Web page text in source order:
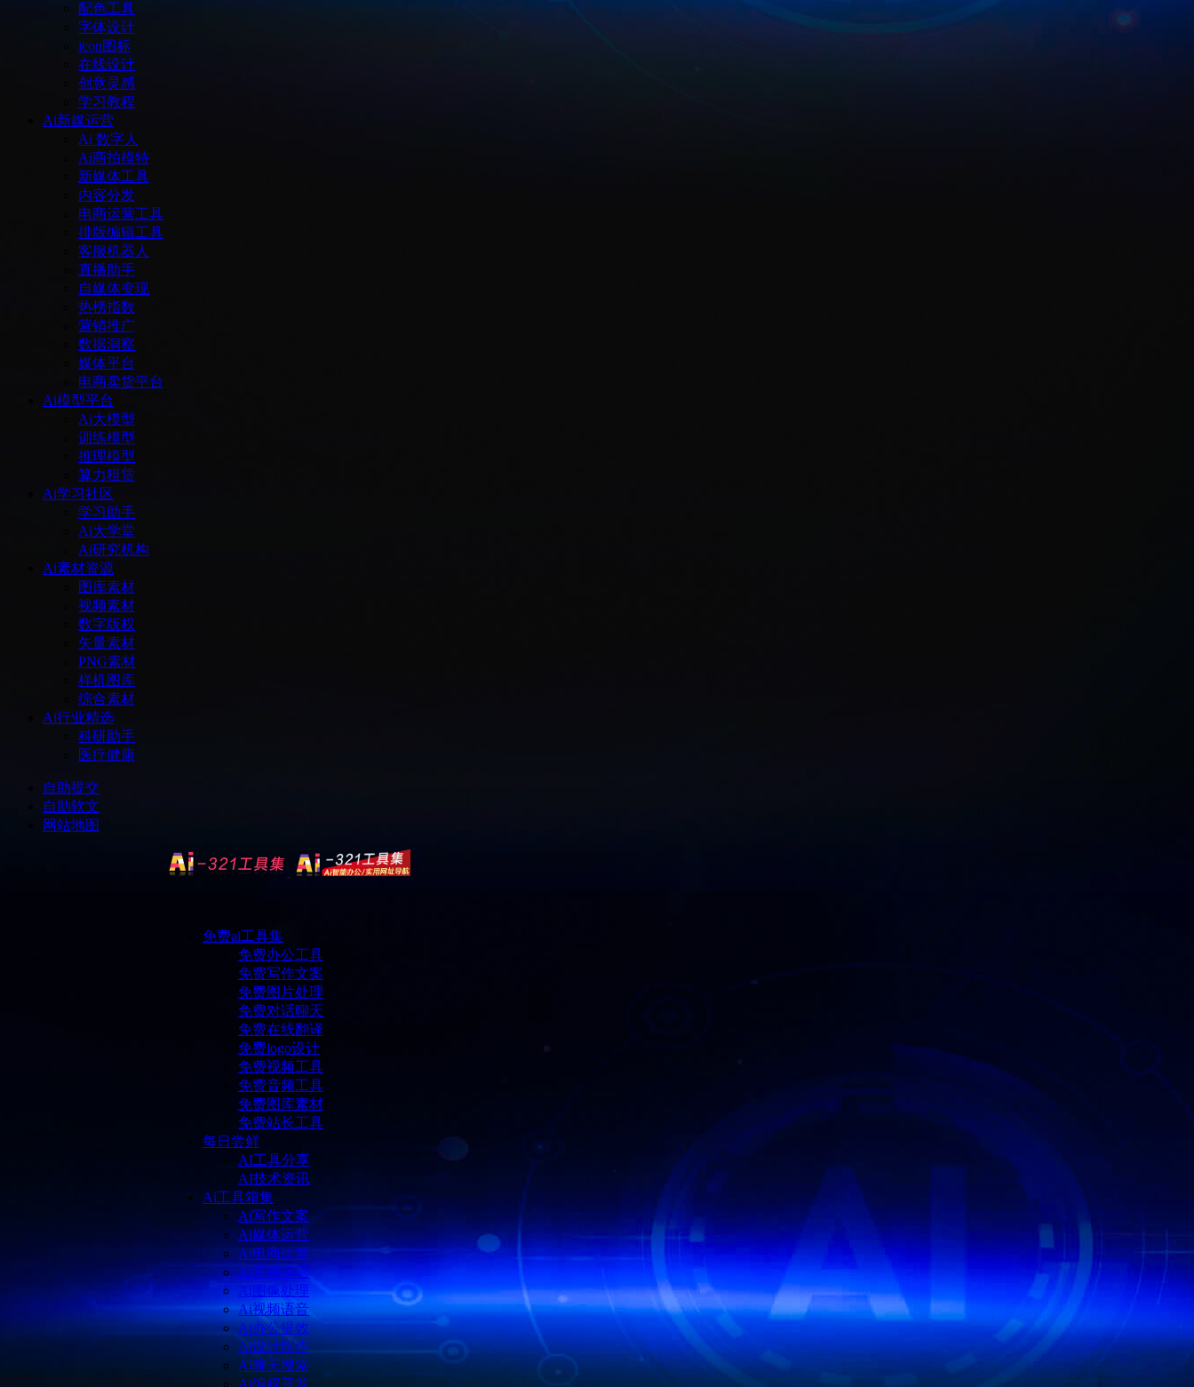
配色工具
字体设计
icon图标
在线设计
创意灵感
学习教程
Ai新媒运营
Ai 数字人
Ai商拍模特
新媒体工具
内容分发
电商运营工具
排版编辑工具
客服机器人
直播助手
自媒体变现
热榜指数
营销推广
数据洞察
媒体平台
电商卖货平台
Ai模型平台
Ai大模型
训练模型
推理模型
算力租赁
Ai学习社区
学习助手
Ai大学堂
Ai研究机构
Ai素材资源
图库素材
视频素材
数字版权
矢量素材
PNG素材
样机图库
综合素材
Ai行业精选
科研助手
医疗健康
自助提交
自助软文
网站地图
免费ai工具集
免费办公工具
免费写作文案
免费图片处理
免费对话聊天
免费在线翻译
免费logo设计
免费视频工具
免费音频工具
免费图库素材
免费站长工具
每日尝鲜
AI工具分享
AI技术资讯
Ai工具箱集
Ai写作文案
Ai媒体运营
Ai电商运营
AI直播运营
Ai图像处理
Ai视频语音
Ai办公提效
Ai设计制作
Ai聊天搜索
Ai编程开发